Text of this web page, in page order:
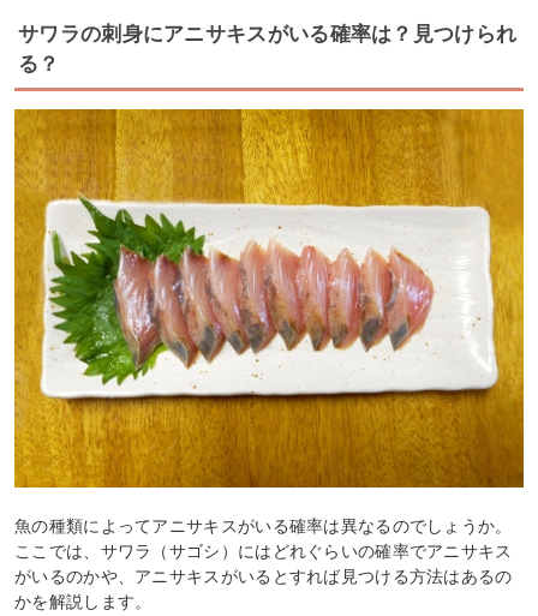
サワラの刺身にアニサキスがいる確率は？見つけられ
る？
魚の種類によってアニサキスがいる確率は異なるのでしょうか。
ここでは、サワラ（サゴシ）にはどれぐらいの確率でアニサキス
がいるのかや、アニサキスがいるとすれば見つける方法はあるの
かを解説します。